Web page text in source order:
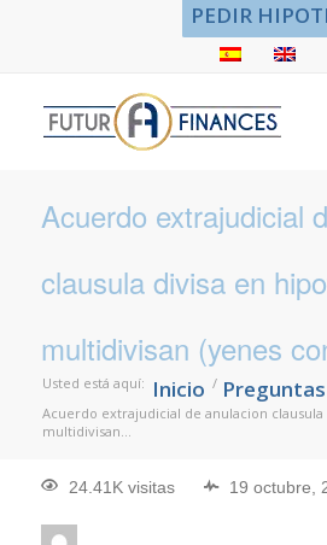
PEDIR
Acuerdo extrajudicial
clausula divisa en
multidivisan (yenes
Usted está aquí: Inicio / Preguntas
Acuerdo extrajudicial de anulacion
multidivisan...
24.41K visitas 19 octubre,